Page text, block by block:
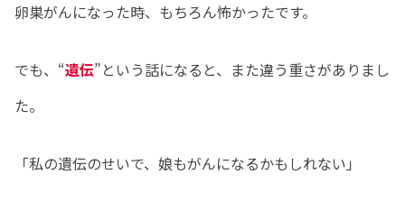
卵巣がんになった時、もちろん怖かったです。
でも、“遺伝”という話になると、また違う重さがありまし
た。
「私の遺伝のせいで、娘もがんになるかもしれない」